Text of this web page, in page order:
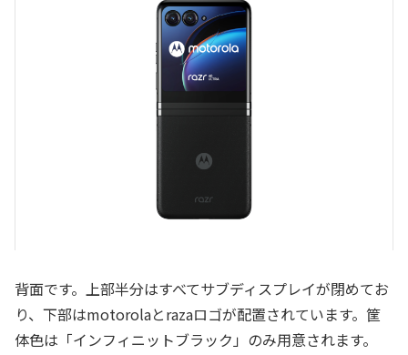
背面です。上部半分はすべてサブディスプレイが閉めてお
り、下部はmotorolaとrazaロゴが配置されています。筐
体色は「インフィニットブラック」のみ用意されます。